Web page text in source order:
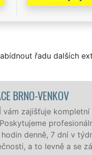
řadu dalších